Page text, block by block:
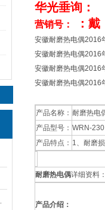
华光垂询：
营销号： ：戴
安徽耐磨热电偶2016
安徽耐磨热电偶2016
安徽耐磨热电偶2016
安徽耐磨热电偶2016
产品名称： 耐磨热电
产品型号： WRN-
产品特点： 1、耐磨
耐磨热电偶详细资料
产品介绍：